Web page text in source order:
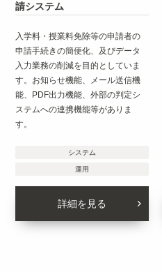
請システム
入学料・授業料免除等の申請者の
申請手続きの簡便化、及びデータ
入力業務の削減を目的としていま
す。お知らせ機能、メール送信機
能、PDF出力機能、外部の判定シ
ステムへの連携機能等がありま
す。
システム
運用
詳細を見る